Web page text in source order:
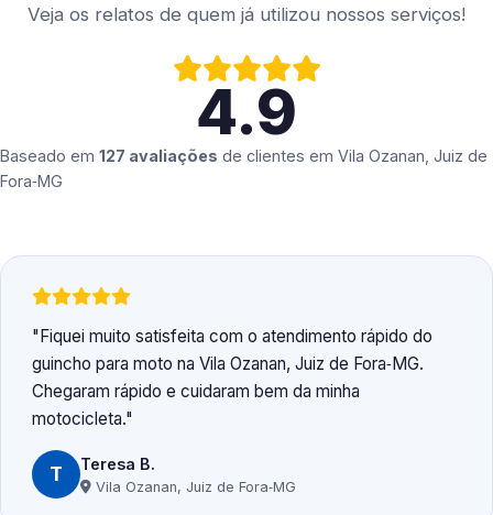
Veja os relatos de quem já utilizou nossos serviços!
4.9
Baseado em 127 avaliações de clientes em Vila Ozanan, Juiz de
Fora‑MG
Fiquei muito satisfeita com o atendimento rápido do
guincho para moto na Vila Ozanan, Juiz de Fora‑MG.
Chegaram rápido e cuidaram bem da minha
motocicleta.
T Teresa B.
Vila Ozanan, Juiz de Fora‑MG